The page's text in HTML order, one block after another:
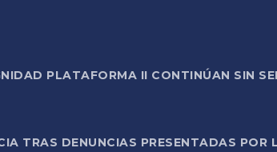
PLATAFORMA II CONTINÚAN SIN
TRAS DENUNCIAS PRESENTADAS